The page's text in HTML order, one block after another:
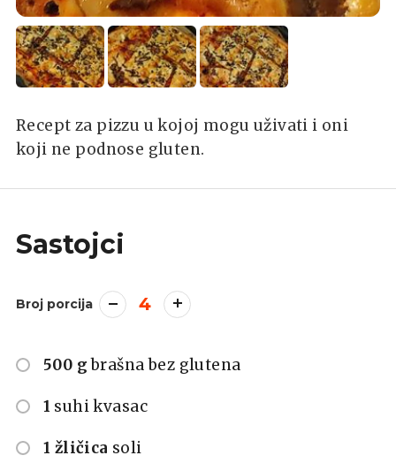
Recept za pizzu u kojoj mogu uživati i oni
koji ne podnose gluten.
Sastojci
Broj porcija 4
500 g brašna bez glutena
1 suhi kvasac
1 žličica soli